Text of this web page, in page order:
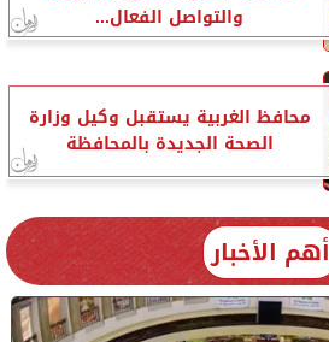
والتواصل الفعال...
محافظ الغربية يستقبل وكيل وزارة
الصحة الجديدة بالمحافظة
أهم الأخبار